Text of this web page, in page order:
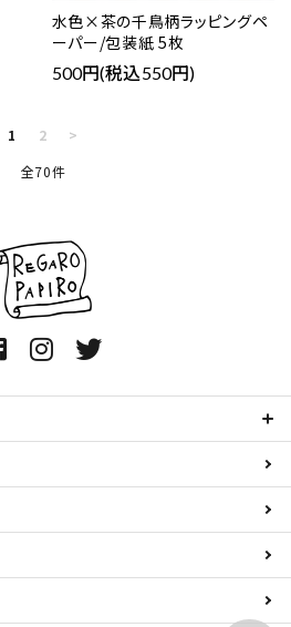
水色×茶の千鳥柄ラッピングペ
ーパー/包装紙 5枚
500円(税込550円)
1 2
>
全70件